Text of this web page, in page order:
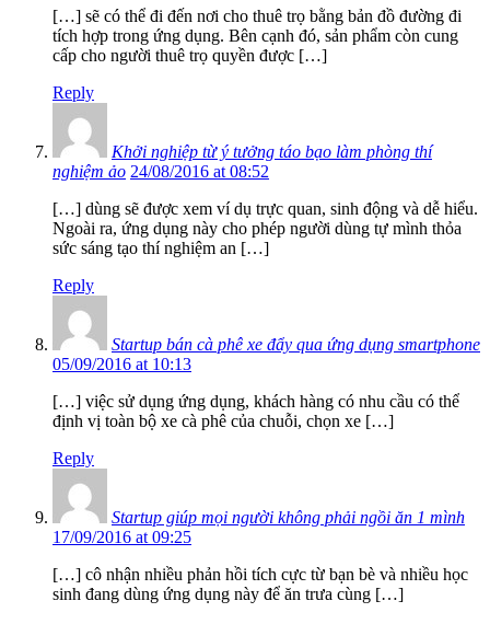
[…] sẽ có thể đi đến nơi cho thuê trọ bằng bản đồ đường đi
tích hợp trong ứng dụng. Bên cạnh đó, sản phẩm còn cung
cấp cho người thuê trọ quyền được […]
Reply
Khởi nghiệp từ ý tưởng táo bạo làm phòng thí
nghiệm ảo 24/08/2016 at 08:52
[…] dùng sẽ được xem ví dụ trực quan, sinh động và dễ hiểu.
Ngoài ra, ứng dụng này cho phép người dùng tự mình thỏa
sức sáng tạo thí nghiệm an […]
Reply
Startup bán cà phê xe đẩy qua ứng dụng smartphone
05/09/2016 at 10:13
[…] việc sử dụng ứng dụng, khách hàng có nhu cầu có thể
định vị toàn bộ xe cà phê của chuỗi, chọn xe […]
Reply
Startup giúp mọi người không phải ngồi ăn 1 mình
17/09/2016 at 09:25
[…] cô nhận nhiều phản hồi tích cực từ bạn bè và nhiều học
sinh đang dùng ứng dụng này để ăn trưa cùng […]